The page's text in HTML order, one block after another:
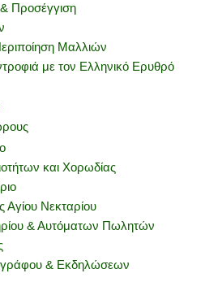
Προσέγγιση
Μαλλιών
με τον Ελληνικό Ερυθρό
και Χορωδίας
Αγίου Νεκταρίου
& Αυτόματων Πωλητών
& Εκδηλώσεων